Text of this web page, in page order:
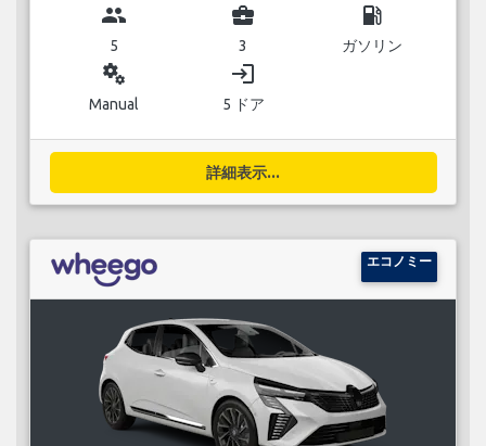
group
5
business_center
3
local_gas_station
ガソリン
miscellaneous_services
Manual
login
5 ドア
詳細表示...
エコノミー